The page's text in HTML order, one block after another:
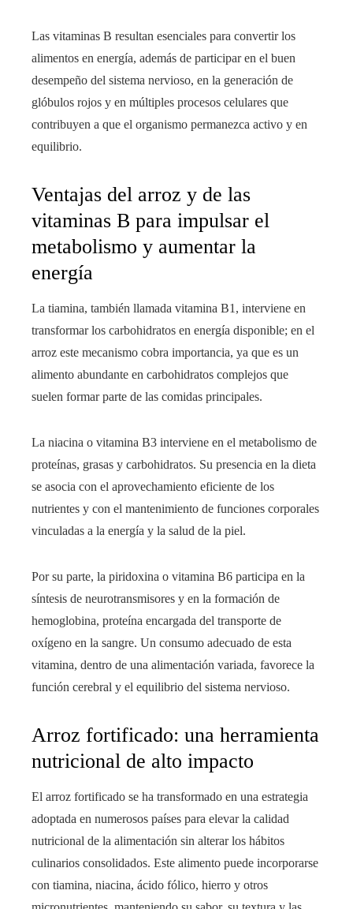
Las vitaminas B resultan esenciales para convertir los
alimentos en energía, además de participar en el buen
desempeño del sistema nervioso, en la generación de
glóbulos rojos y en múltiples procesos celulares que
contribuyen a que el organismo permanezca activo y en
equilibrio.
Ventajas del arroz y de las
vitaminas B para impulsar el
metabolismo y aumentar la
energía
La tiamina, también llamada vitamina B1, interviene en
transformar los carbohidratos en energía disponible; en el
arroz este mecanismo cobra importancia, ya que es un
alimento abundante en carbohidratos complejos que
suelen formar parte de las comidas principales.
La niacina o vitamina B3 interviene en el metabolismo de
proteínas, grasas y carbohidratos. Su presencia en la dieta
se asocia con el aprovechamiento eficiente de los
nutrientes y con el mantenimiento de funciones corporales
vinculadas a la energía y la salud de la piel.
Por su parte, la piridoxina o vitamina B6 participa en la
síntesis de neurotransmisores y en la formación de
hemoglobina, proteína encargada del transporte de
oxígeno en la sangre. Un consumo adecuado de esta
vitamina, dentro de una alimentación variada, favorece la
función cerebral y el equilibrio del sistema nervioso.
Arroz fortificado: una herramienta
nutricional de alto impacto
El arroz fortificado se ha transformado en una estrategia
adoptada en numerosos países para elevar la calidad
nutricional de la alimentación sin alterar los hábitos
culinarios consolidados. Este alimento puede incorporarse
con tiamina, niacina, ácido fólico, hierro y otros